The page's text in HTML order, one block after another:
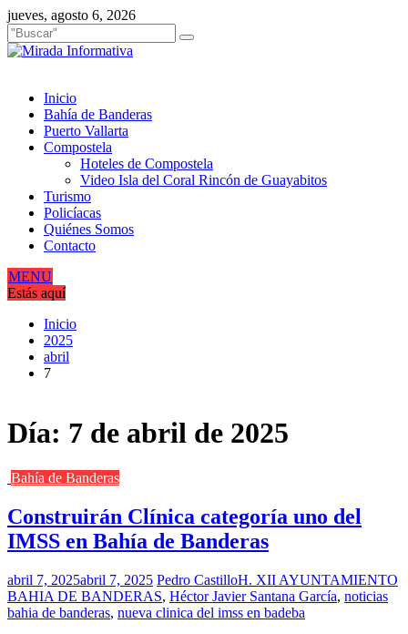
Saltar
al
contenido
jueves, agosto 6, 2026
Inicio
Bahía de Banderas
Puerto Vallarta
Compostela
Hoteles de Compostela
Video Isla del Coral Rincón de Guayabitos
Turismo
Policíacas
Quiénes Somos
Contacto
MENU
Estás aquí
Inicio
2025
abril
7
Día: 7 de abril de 2025
Bahía de Banderas
Construirán Clínica categoría uno del
IMSS en Bahía de Banderas
abril 7, 2025abril 7, 2025 Pedro CastilloH. XII AYUNTAMIENTO
BAHIA DE BANDERAS, Héctor Javier Santana García, noticias
bahia de banderas, nueva clinica del imss en badeba